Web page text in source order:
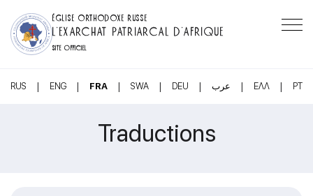
ÉGLISE ORTHODOXE RUSSE
L’EXARCHAT PATRIARCAL D’AFRIQUE
SITE OFFICIEL
RUS | ENG | FRA | SWA | DEU | عرب | ΕΛΛ | PT
Traductions